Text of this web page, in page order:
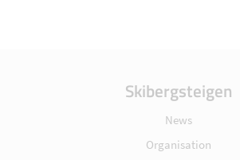
Skibergsteigen
News
Organisation